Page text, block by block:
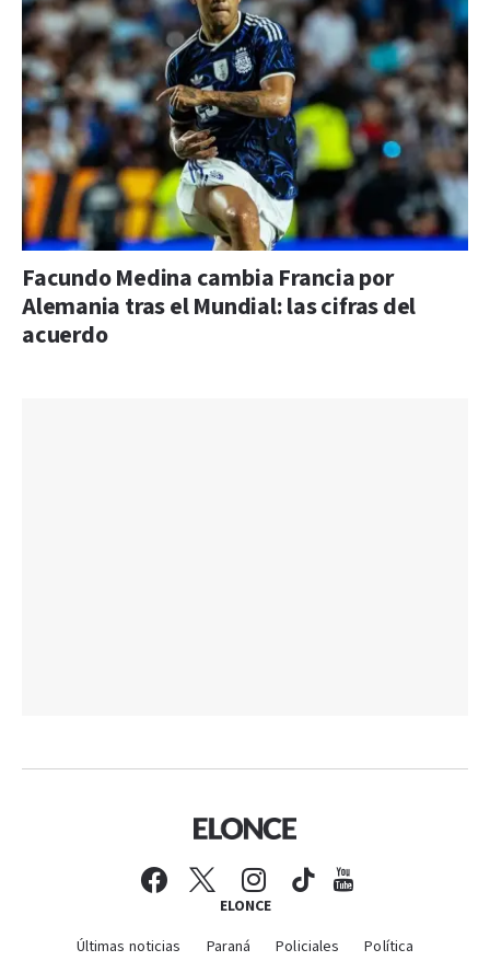
Facundo Medina cambia Francia por
Alemania tras el Mundial: las cifras del
acuerdo
ELONCE
Últimas noticias Paraná Policiales Política